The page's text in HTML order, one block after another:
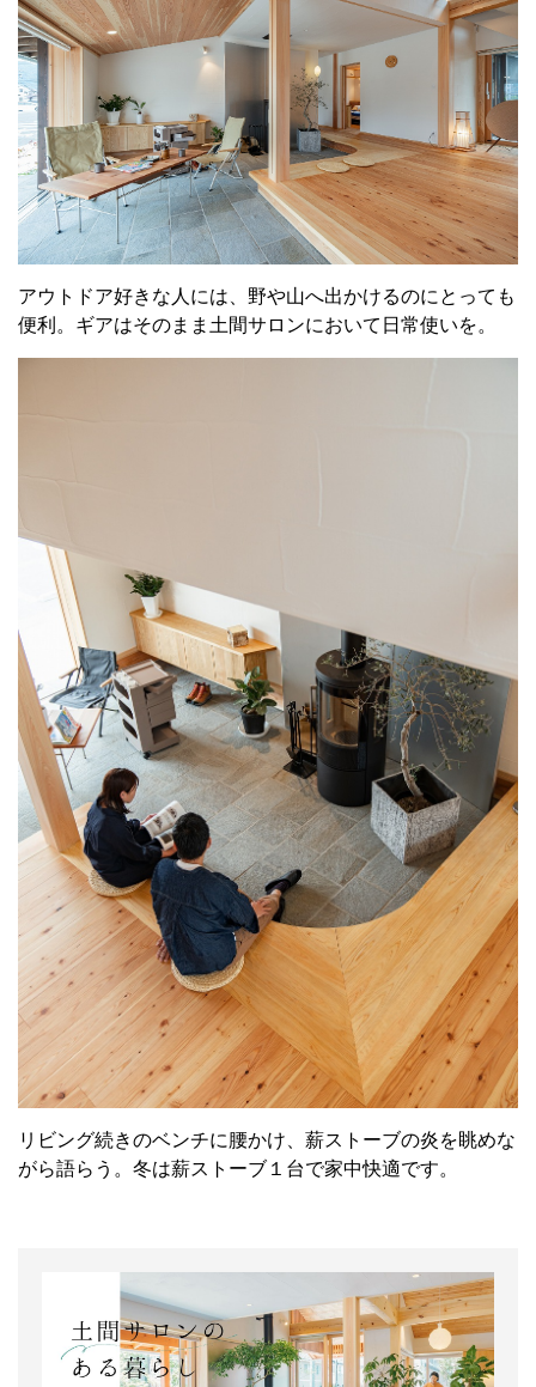
アウトドア好きな人には、野や山へ出かけるのにとっても
便利。ギアはそのまま土間サロンにおいて日常使いを。
リビング続きのベンチに腰かけ、薪ストーブの炎を眺めな
がら語らう。冬は薪ストーブ１台で家中快適です。